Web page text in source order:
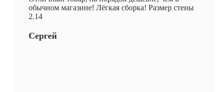
обычном магазине! Лёгкая сборка! Размер стены
2.14
Сергей